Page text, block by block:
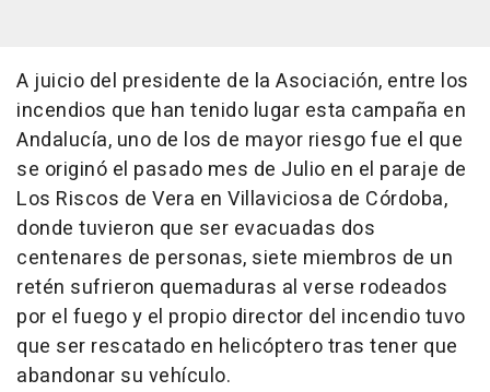
A juicio del presidente de la Asociación, entre los
incendios que han tenido lugar esta campaña en
Andalucía, uno de los de mayor riesgo fue el que
se originó el pasado mes de Julio en el paraje de
Los Riscos de Vera en Villaviciosa de Córdoba,
donde tuvieron que ser evacuadas dos
centenares de personas, siete miembros de un
retén sufrieron quemaduras al verse rodeados
por el fuego y el propio director del incendio tuvo
que ser rescatado en helicóptero tras tener que
abandonar su vehículo.